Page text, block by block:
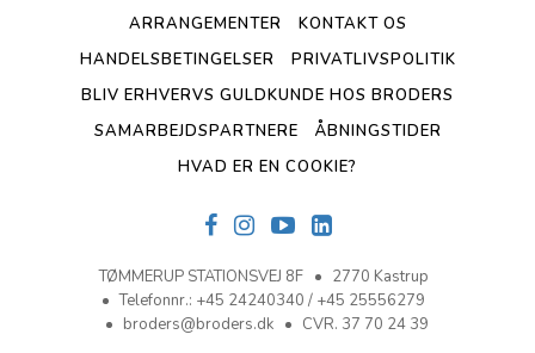
ARRANGEMENTER
KONTAKT OS
HANDELSBETINGELSER
PRIVATLIVSPOLITIK
BLIV ERHVERVS GULDKUNDE HOS BRODERS
SAMARBEJDSPARTNERE
ÅBNINGSTIDER
HVAD ER EN COOKIE?
TØMMERUP STATIONSVEJ 8F
2770 Kastrup
Telefonnr.: +45 24240340 / +45 25556279
broders@broders.dk
CVR. 37 70 24 39